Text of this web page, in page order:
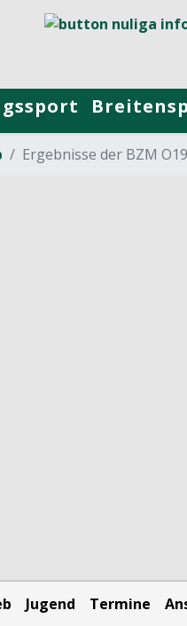
Ergebnisse der BZM
Jugend Termine